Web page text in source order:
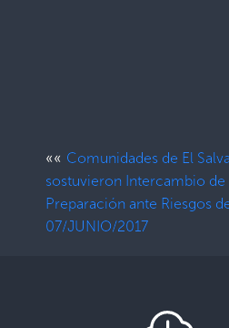
«« Comunidades de El
sostuvieron Intercambio de
Preparación ante Riesgos
07/JUNIO/2017